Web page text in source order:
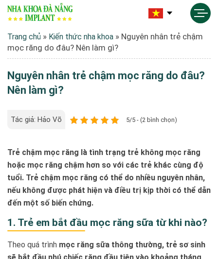
Trang chủ » Kiến thức nha khoa » Nguyên nhân trẻ chậm
mọc răng do đâu? Nên làm gì?
Nguyên nhân trẻ chậm mọc răng do đâu?
Nên làm gì?
Tác giả: Hảo Võ 5/5 - (2 bình chọn)
Trẻ chậm mọc răng là tình trạng trẻ không mọc răng
hoặc mọc răng chậm hơn so với các trẻ khác cùng độ
tuổi. Trẻ chậm mọc răng có thể do nhiều nguyên nhân,
nếu không được phát hiện và điều trị kịp thời có thể dẫn
đến một số biến chứng.
1. Trẻ em bắt đầu mọc răng sữa từ khi nào?
Theo quá trình mọc răng sữa thông thường, trẻ sơ sinh